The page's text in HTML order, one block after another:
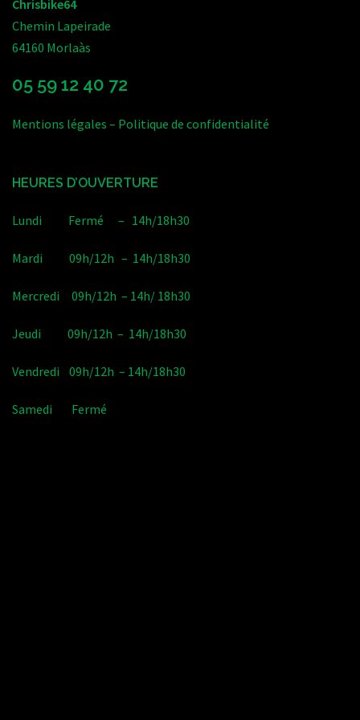
Chrisbike64
Chemin Lapeirade
64160 Morlaàs
05 59 12 40 72
Mentions légales – Politique de confidentialité
HEURES D’OUVERTURE
Lundi Fermé – 14h/18h30
Mardi 09h/12h – 14h/18h30
Mercredi 09h/12h – 14h/ 18h30
Jeudi 09h/12h – 14h/18h30
Vendredi 09h/12h – 14h/18h30
Samedi Fermé